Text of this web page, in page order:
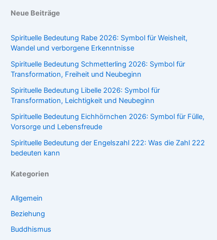
Neue Beiträge
Spirituelle Bedeutung Rabe 2026: Symbol für Weisheit,
Wandel und verborgene Erkenntnisse
Spirituelle Bedeutung Schmetterling 2026: Symbol für
Transformation, Freiheit und Neubeginn
Spirituelle Bedeutung Libelle 2026: Symbol für
Transformation, Leichtigkeit und Neubeginn
Spirituelle Bedeutung Eichhörnchen 2026: Symbol für Fülle,
Vorsorge und Lebensfreude
Spirituelle Bedeutung der Engelszahl 222: Was die Zahl 222
bedeuten kann
Kategorien
Allgemein
Beziehung
Buddhismus